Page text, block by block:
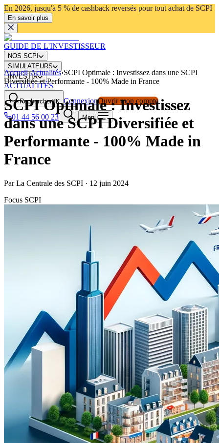
En 2026, jusqu'à 5 % de cashback reversés pour tout achat de SCPI
En savoir plus
GUIDE DE L'INVESTISSEUR
NOS SCPI
SIMULATEURS
INVESTIR
ACTUALITÉS
Rechercher⌘K ConnexionOuvrir mon compte
01 44 56 00 23
Menu
Accueil›Actualités›SCPI Optimale : Investissez dans une SCPI
Diversifiée et Performante - 100% Made in France
SCPI Optimale : Investissez
dans une SCPI Diversifiée et
Performante - 100% Made in
France
Par La Centrale des SCPI · 12 juin 2024
Focus SCPI